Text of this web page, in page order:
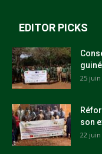
EDITOR PICKS
25 juin
son
22 juin